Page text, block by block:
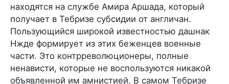
находятся на службе Амира Аршада, который
получает в Тебризе субсидии от англичан.
Пользующийся широкой известностью дашнак
Нжде формирует из этих беженцев военные
части. Это контррево­люционеры, полные
ненависти, которые не воспользуются ни­какой
объявленной им амнистией. В самом Тебризе